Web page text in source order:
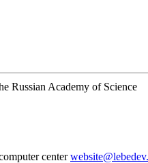
Russian Academy of Science
center